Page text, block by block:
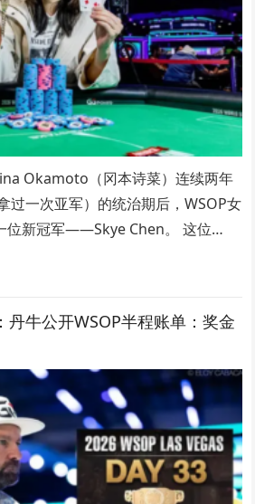
Okamoto（冈本诗菜）连续两年
过一次亚军）的统治期后，WSOP女
位新冠军——Skye Chen。 这位…
丹牛公开WSOP半程账单：奖金